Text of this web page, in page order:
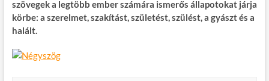
b
o
k
er
bl
r
es
t
m
e
szövegek a legtöbb ember számára ismerős állapotokat járja
körbe: a szerelmet, szakítást, születést, szülést, a gyászt és a
halált.